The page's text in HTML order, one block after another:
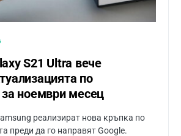
S21 Ultra вече
по
за ноември месец
реализират нова кръпка по
преди да го направят Google.